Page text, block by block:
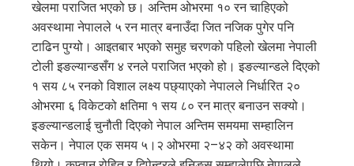
खेलमा पराजित भएको छ। अन्तिम ओभरमा १० रन चाहिएको
अवस्थामा नेपालले ५ रन मात्र बनाउँदा जित नजिक पुगेर पनि
टाढिन पुग्यो। आइतबार भएको समुह चरणको पहिलो खेलमा नेपाली
टोली इङल्यान्डसँग ४ रनले पराजित भएको हो। इङल्यान्डले दिएको
१ सय ८५ रनको विशाल लक्ष्य पछ्याएको नेपालले निर्धारित २०
ओभरमा ६ विकेटको क्षतिमा १ सय ८० रन मात्र बनाउन सक्यो।
इङल्यान्डलाई चुनौती दिएको नेपाल अन्तिम समयमा सम्हालिन
सकेन। नेपाल एक समय ५।२ ओभरमा २–४२ को अवस्थामा